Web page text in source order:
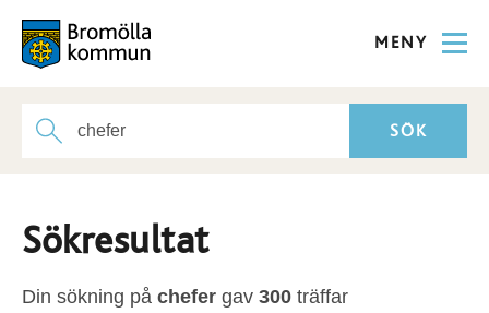
MENY
Sökresultat
Din sökning på chefer gav 300 träffar